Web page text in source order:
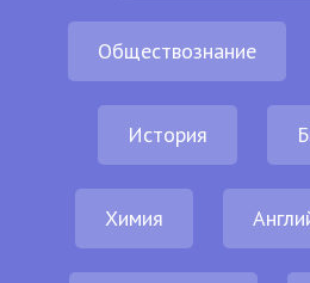
Обществознание
История
Химия